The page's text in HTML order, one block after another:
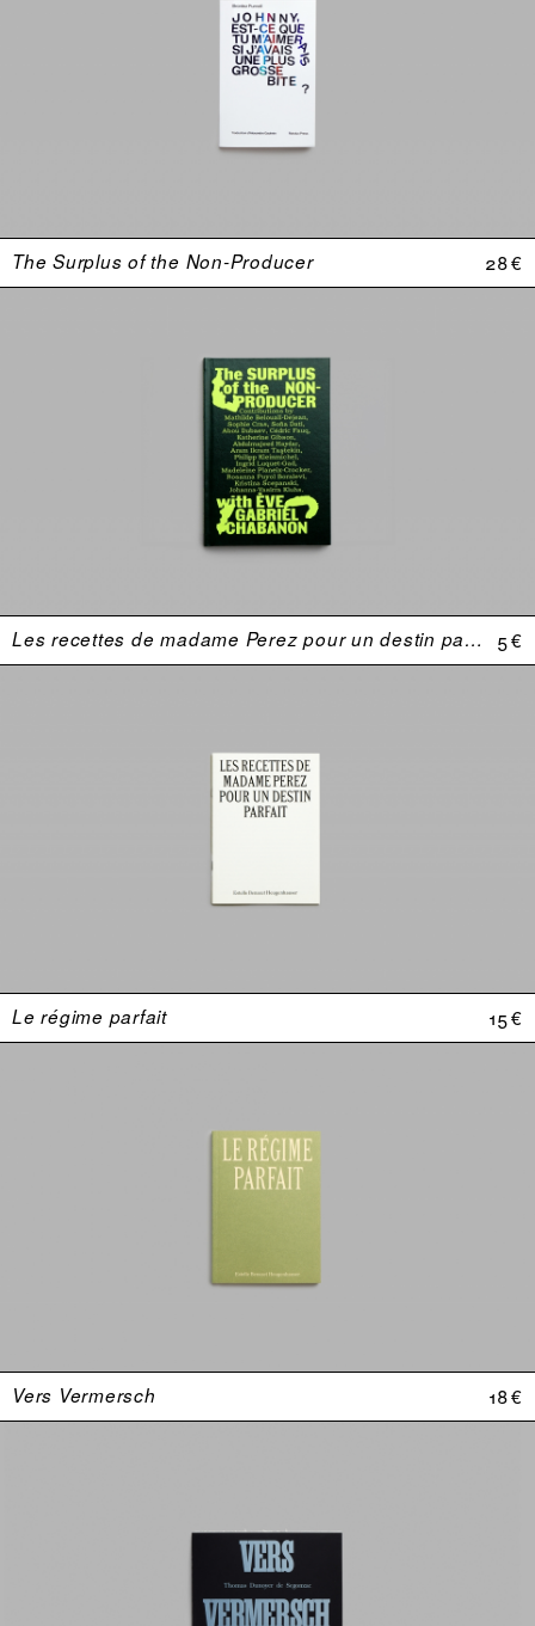
The Surplus of the Non-Producer 28 €
Les recettes de madame Perez pour un destin parfait 5 €
Le régime parfait 15 €
Vers Vermersch 18 €